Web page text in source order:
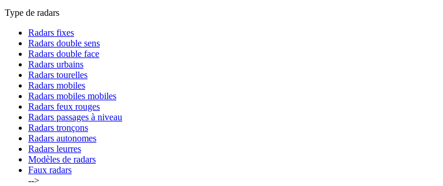
Type de radars
Radars fixes
Radars double sens
Radars double face
Radars urbains
Radars tourelles
Radars mobiles
Radars mobiles mobiles
Radars feux rouges
Radars passages à niveau
Radars tronçons
Radars autonomes
Radars leurres
Modèles de radars
Faux radars
-->